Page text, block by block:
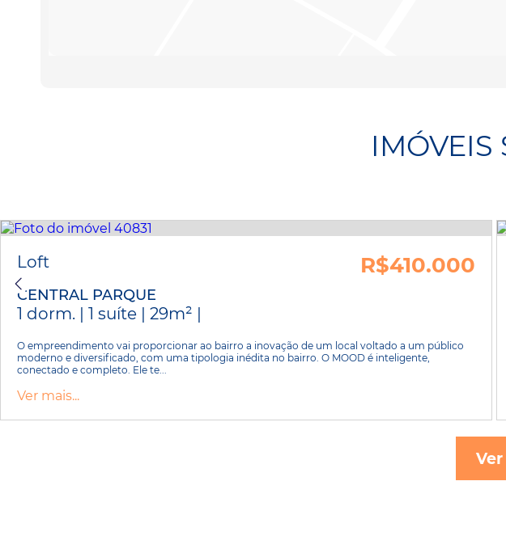
IMÓVEIS
Loft R$410.000
CENTRAL PARQUE
1 dorm. | 1 suíte | 29m² |
O empreendimento vai proporcionar ao bairro a inovação de um local voltado a um público
moderno e diversificado, com uma tipologia inédita no bairro. O MOOD é inteligente,
conectado e completo. Ele te...
Ver mais...